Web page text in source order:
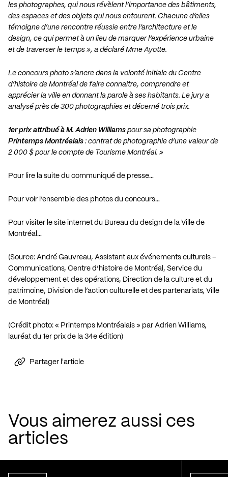
les photographes, qui nous révèlent l’importance des bâtiments,
des espaces et des objets qui nous entourent. Chacune d’elles
témoigne d’une rencontre réussie entre l’architecture et le
design, ce qui permet à un lieu de marquer l’expérience urbaine
et de traverser le temps », a déclaré Mme Ayotte.
Le concours photo s’ancre dans la volonté initiale du Centre
d’histoire de Montréal de faire connaitre, comprendre et
apprécier la ville en donnant la parole à ses habitants. Le jury a
analysé près de 300 photographies et décerné trois prix.
1er prix attribué à M. Adrien Williams pour sa photographie
Printemps Montréalais : contrat de photographie d’une valeur de
2 000 $ pour le compte de Tourisme Montréal. »
Pour lire la suite du communiqué de presse…
Pour voir l’ensemble des photos du concours…
Pour visiter le site internet du Bureau du design de la Ville de
Montréal…
(Source: André Gauvreau, Assistant aux événements culturels –
Communications, Centre d’histoire de Montréal, Service du
développement et des opérations, Direction de la culture et du
patrimoine, Division de l’action culturelle et des partenariats, Ville
de Montréal)
(Crédit photo: « Printemps Montréalais » par Adrien Williams,
lauréat du 1er prix de la 34e édition)
Partager l'article
Vous aimerez aussi ces
articles